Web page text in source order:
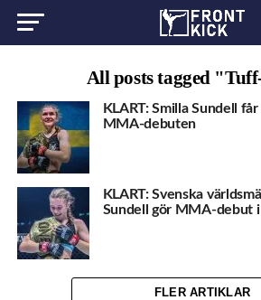
All posts tagged
KLART: Smilla Sundell
MMA-debuten
KLART: Svenska
Sundell gör MMA-debut i
FLER ARTIKLAR